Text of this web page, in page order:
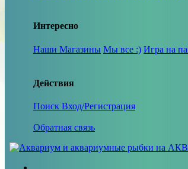
Интересно
Наши Магазины Мы все :) Игра на
Действия
Поиск Вход/Регистрация
Обратная связь